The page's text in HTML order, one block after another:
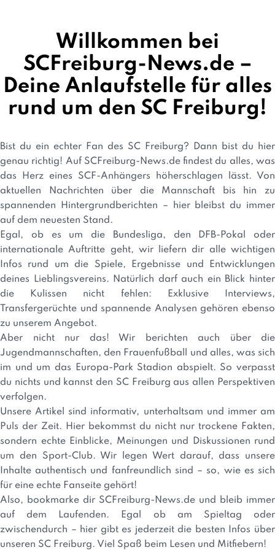
Willkommen bei
SCFreiburg-News.de –
Deine Anlaufstelle für alles
rund um den SC Freiburg!
Bist du ein echter Fan des SC Freiburg? Dann bist du hier
genau richtig! Auf SCFreiburg-News.de findest du alles, was
das Herz eines SCF-Anhängers höherschlagen lässt. Von
aktuellen Nachrichten über die Mannschaft bis hin zu
spannenden Hintergrundberichten – hier bleibst du immer
auf dem neuesten Stand.
Egal, ob es um die Bundesliga, den DFB-Pokal oder
internationale Auftritte geht, wir liefern dir alle wichtigen
Infos rund um die Spiele, Ergebnisse und Entwicklungen
deines Lieblingsvereins. Natürlich darf auch ein Blick hinter
die Kulissen nicht fehlen: Exklusive Interviews,
Transfergerüchte und spannende Analysen gehören ebenso
zu unserem Angebot.
Aber nicht nur das! Wir berichten auch über die
Jugendmannschaften, den Frauenfußball und alles, was sich
im und um das Europa-Park Stadion abspielt. So verpasst
du nichts und kannst den SC Freiburg aus allen Perspektiven
verfolgen.
Unsere Artikel sind informativ, unterhaltsam und immer am
Puls der Zeit. Hier bekommst du nicht nur trockene Fakten,
sondern echte Einblicke, Meinungen und Diskussionen rund
um den Sport-Club. Wir legen Wert darauf, dass unsere
Inhalte authentisch und fanfreundlich sind – so, wie es sich
für eine echte Fanseite gehört!
Also, bookmarke dir SCFreiburg-News.de und bleib immer
auf dem Laufenden. Egal ob am Spieltag oder
zwischendurch – hier gibt es jederzeit die besten Infos über
unseren SC Freiburg. Viel Spaß beim Lesen und Mitfiebern!